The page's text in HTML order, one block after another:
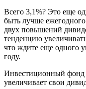
Всего 3,1%? Это еще
быть лучше
двух повышений
тенденцию
что ждите еще одного
году.
Инвестиционный фонд
увеличивает свои